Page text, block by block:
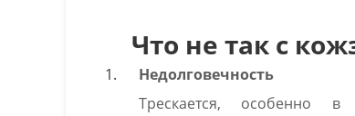
Что не так с
Недолговечность
Трескается, особенно